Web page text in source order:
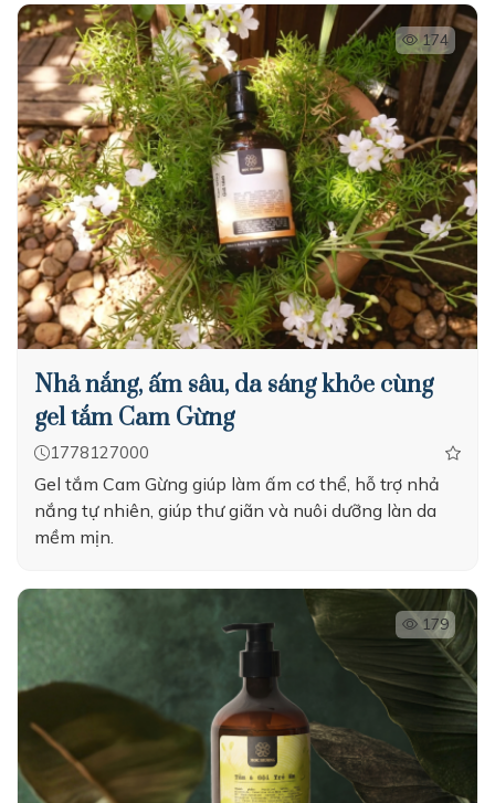
174
Nhả nắng, ấm sâu, da sáng khỏe cùng
gel tắm Cam Gừng
1778127000
Gel tắm Cam Gừng giúp làm ấm cơ thể, hỗ trợ nhả
nắng tự nhiên, giúp thư giãn và nuôi dưỡng làn da
mềm mịn.
179